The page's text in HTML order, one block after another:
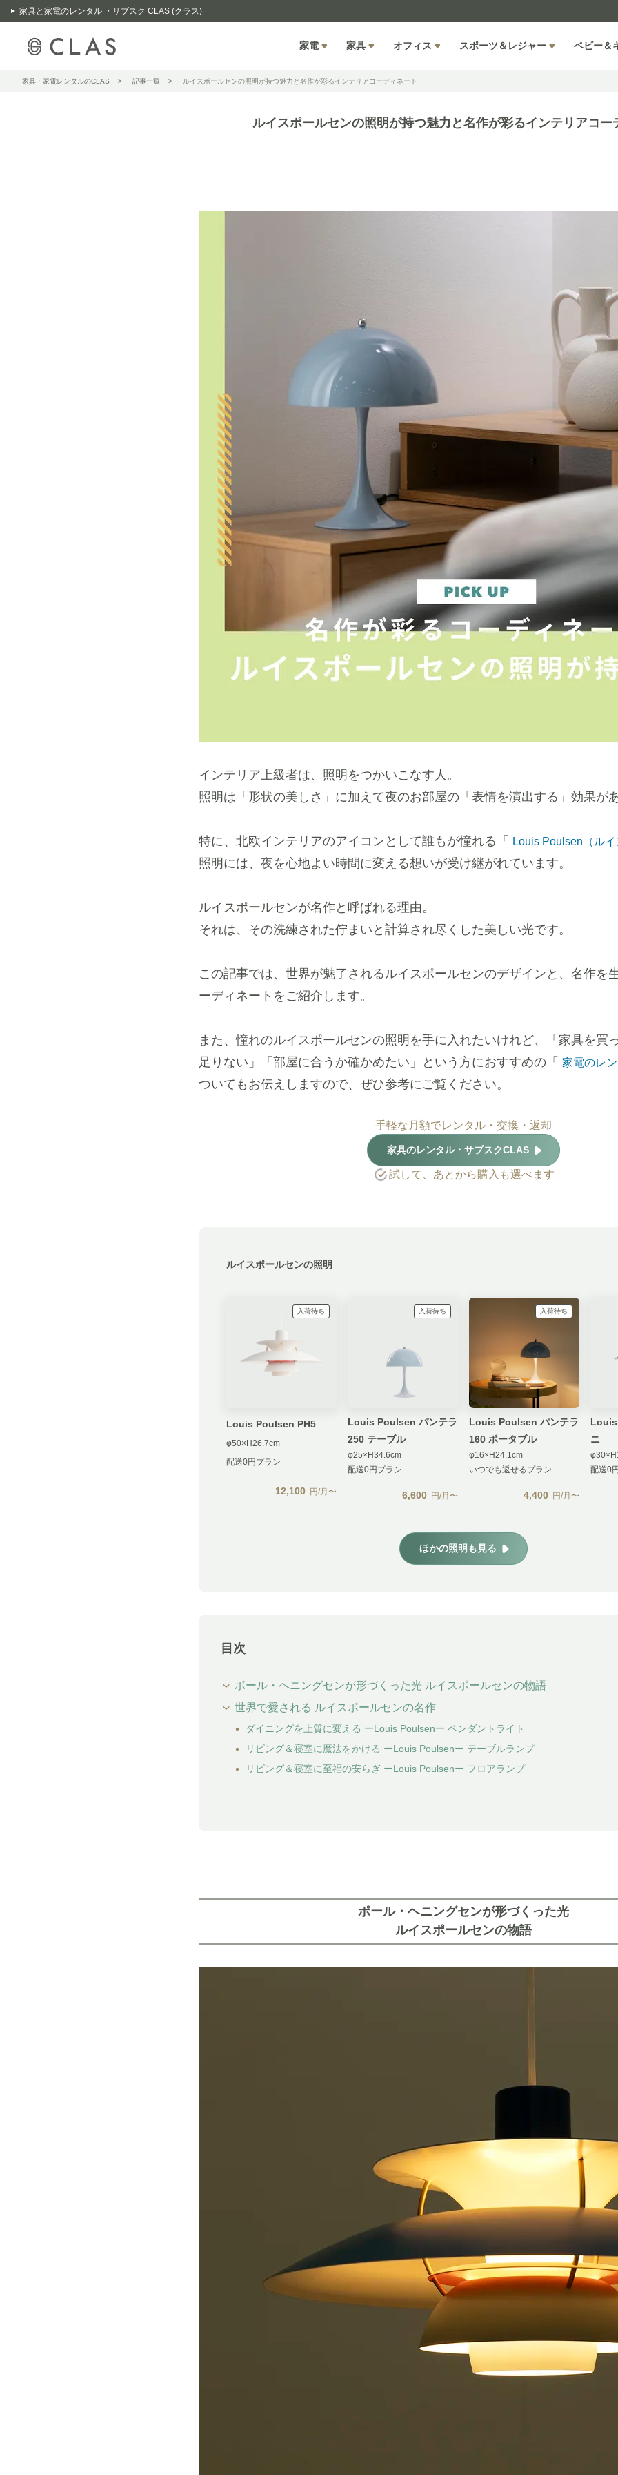
家具と家電のレンタル ・サブスク CLAS (クラス)
家電 家具 オフィス スポーツ＆レジャー ベビー＆
家具・家電レンタルのCLAS 記事一覧 ルイスポールセンの照明が持つ魅力と名作が彩るインテリアコーディネート
ルイスポールセンの照明が持つ魅力と名作が彩るインテリアコー
インテリア上級者は、照明をつかいこなす人。
照明は「形状の美しさ」に加えて夜のお部屋の「表情を演出する」効果があ
特に、北欧インテリアのアイコンとして誰もが憧れる「 Louis Poulsen（ルイ
照明には、夜を心地よい時間に変える想いが受け継がれています。
ルイスポールセンが名作と呼ばれる理由。
それは、その洗練された佇まいと計算され尽くした美しい光です。
この記事では、世界が魅了されるルイスポールセンのデザインと、名作を
ーディネートをご紹介します。
また、憧れのルイスポールセンの照明を手に入れたいけれど、「家具を買
足りない」「部屋に合うか確かめたい」という方におすすめの「 家電のレ
ついてもお伝えしますので、ぜひ参考にご覧ください。
手軽な月額でレンタル・交換・返却
家具のレンタル・サブスクCLAS
試して、あとから購入も選べます
ルイスポールセンの照明
入荷待ち
Louis Poulsen PH5
φ50×H26.7cm
配送0円プラン
12,100 円/月〜
入荷待ち
Louis Poulsen パンテラ
250 テーブル
φ25×H34.6cm
配送0円プラン
6,600 円/月〜
入荷待ち
Louis Poulsen パンテラ
160 ポータブル
φ16×H24.1cm
いつでも返せるプラン
4,400 円/月〜
Louis
ニ
配送0
ほかの照明も見る
目次
ポール・ヘニングセンが形づくった光 ルイスポールセンの物語
世界で愛される ルイスポールセンの名作
ダイニングを上質に変える ーLouis Poulsenー ペンダントライト
リビング＆寝室に魔法をかける ーLouis Poulsenー テーブルランプ
リビング＆寝室に至福の安らぎ ーLouis Poulsenー フロアランプ
ポール・ヘニングセンが形づくった光
ルイスポールセンの物語